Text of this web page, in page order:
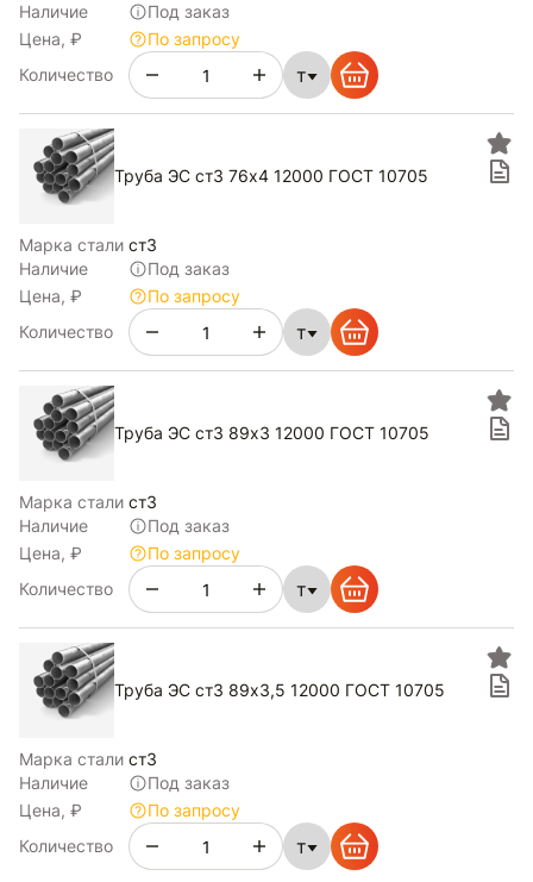
Наличие
Под заказ
Цена, ₽
По запросу
Количество
т
Труба ЭС ст3 76х4 12000 ГОСТ 10705
Марка стали ст3
Наличие
Под заказ
Цена, ₽
По запросу
Количество
т
Труба ЭС ст3 89х3 12000 ГОСТ 10705
Марка стали ст3
Наличие
Под заказ
Цена, ₽
По запросу
Количество
т
Труба ЭС ст3 89х3,5 12000 ГОСТ 10705
Марка стали ст3
Наличие
Под заказ
Цена, ₽
По запросу
Количество
т